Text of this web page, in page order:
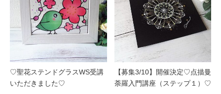
♡聖花ステンドグラスWS受講
いただきました♡
【募集3/10】開催決定♡点描曼
荼羅入門講座（ステップ１）♡